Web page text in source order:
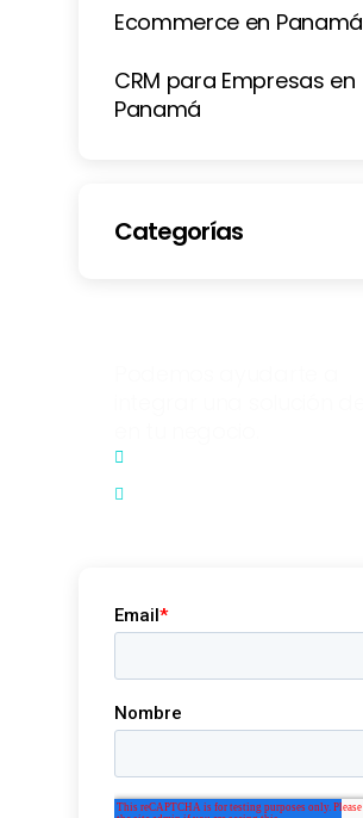
Ecommerce en Panamá
CRM para Empresas en
Panamá
Categorías